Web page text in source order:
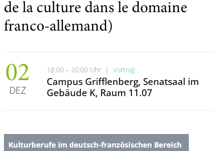
de la culture dans le domaine
franco-allemand)
02
DEZ
18:00 – 20:00 Uhr | Vortrag
Campus Grifflenberg, Senatsaal im
Gebäude K, Raum 11.07